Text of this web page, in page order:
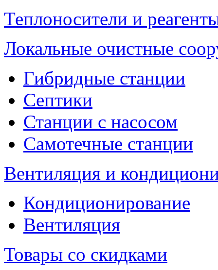
Теплоносители и
Локальные очистные
Гибридные станции
Септики
Станции с насосом
Самотечные станции
Вентиляция и
Кондиционирование
Вентиляция
Товары со скидками